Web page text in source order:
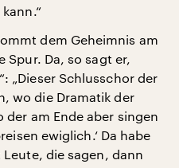
dem Geheimnis am
Spur. Da, so sagt er,
„Dieser Schlusschor der
wo die Dramatik der
der am Ende aber singen
ewiglich.‘ Da habe
die sagen, dann